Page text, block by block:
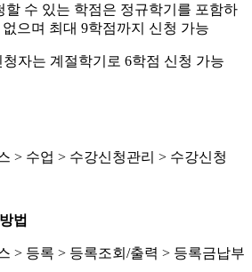
할 수 있는 학점은 정규학기를 포함하
으며 최대 9학점까지 신청 가능
청자는 계절학기로 6학점 신청 가능
> 수업 > 수강신청관리 > 수강신청
법
> 등록 > 등록조회 /출력 > 등록금납부